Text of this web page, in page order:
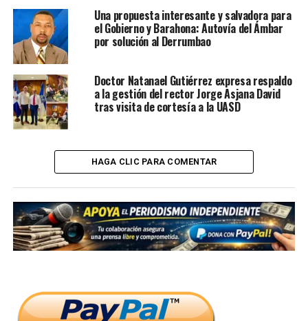
Una propuesta interesante y salvadora para
el Gobierno y Barahona: Autovía del Ámbar
por solución al Derrumbao
Doctor Natanael Gutiérrez expresa respaldo
a la gestión del rector Jorge Asjana David
tras visita de cortesía a la UASD
HAGA CLIC PARA COMENTAR